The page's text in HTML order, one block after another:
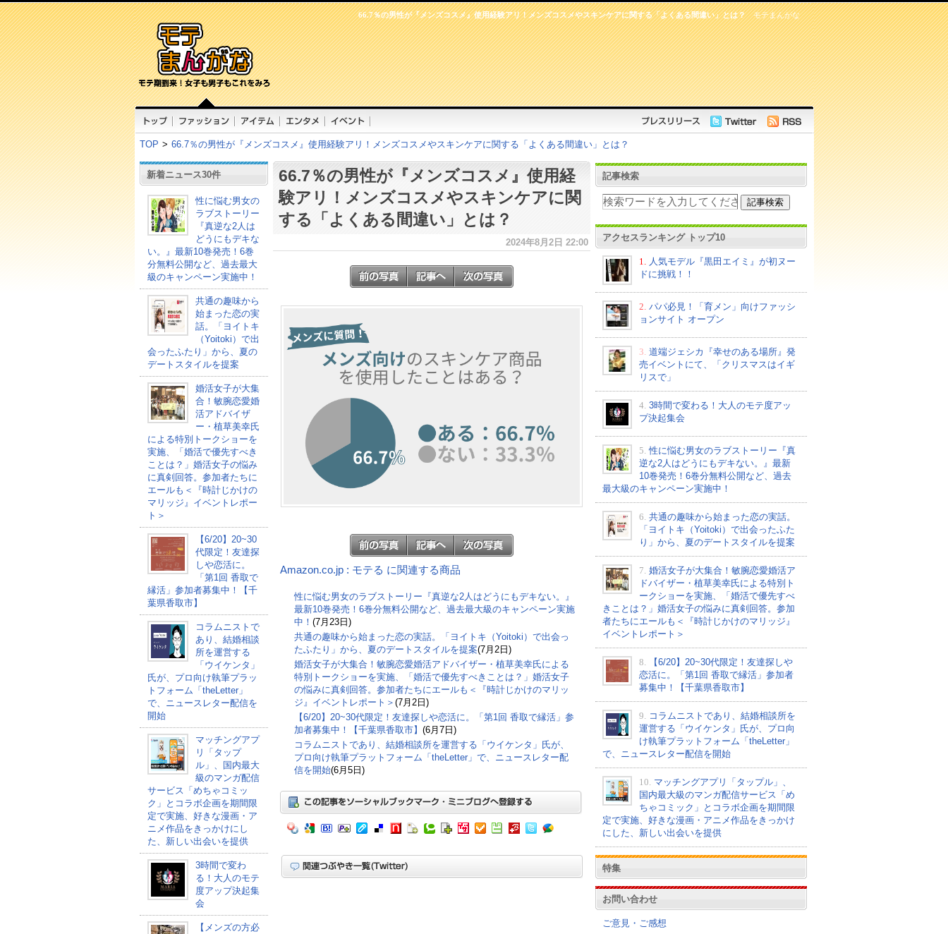
モテまんがな
66.7％の男性が『メンズコスメ』使用経験アリ！メンズコスメやスキンケアに関する「よくある間違い」とは？
TOP > 66.7％の男性が『メンズコスメ』使用経験アリ！メンズコスメやスキンケアに関する「よくある間違い」とは？
新着ニュース30件
性に悩む男女の
ラブストーリー
『真逆な2人は
どうにもデキな
い。』最新10巻発売！6巻
分無料公開など、過去最大
級のキャンペーン実施中！
共通の趣味から
始まった恋の実
話。「ヨイトキ
（Yoitoki）で出
会ったふたり」から、夏の
デートスタイルを提案
婚活女子が大集
合！敏腕恋愛婚
活アドバイザ
ー・植草美幸氏
による特別トークショーを
実施、「婚活で優先すべき
ことは？」婚活女子の悩み
に真剣回答。参加者たちに
エールも＜『時計じかけの
マリッジ』イベントレポー
ト＞
【6/20】20~30
代限定！友達探
しや恋活に。
「第1回 香取で
縁活」参加者募集中！【千
葉県香取市】
コラムニストで
あり、結婚相談
所を運営する
「ウイケンタ」
氏が、プロ向け執筆プラッ
トフォーム「theLetter」
で、ニュースレター配信を
開始
マッチングアプ
リ「タップ
ル」、国内最大
級のマンガ配信
サービス「めちゃコミッ
ク」とコラボ企画を期間限
定で実施、好きな漫画・ア
ニメ作品をきっかけにし
た、新しい出会いを提供
3時間で変わ
る！大人のモテ
度アップ決起集
会
【メンズの方必
66.7％の男性が『メンズコスメ』使用経
験アリ！メンズコスメやスキンケアに関
する「よくある間違い」とは？
2024年8月2日 22:00
Amazon.co.jp : モテる に関連する商品
性に悩む男女のラブストーリー『真逆な2人はどうにもデキない。』
最新10巻発売！6巻分無料公開など、過去最大級のキャンペーン実施
中！ (7月23日)
共通の趣味から始まった恋の実話。「ヨイトキ（Yoitoki）で出会っ
たふたり」から、夏のデートスタイルを提案(7月2日)
婚活女子が大集合！敏腕恋愛婚活アドバイザー・植草美幸氏による
特別トークショーを実施、「婚活で優先すべきことは？」婚活女子
の悩みに真剣回答。参加者たちにエールも＜『時計じかけのマリッ
ジ』イベントレポート＞ (7月2日)
【6/20】20~30代限定！友達探しや恋活に。「第1回 香取で縁活」参
加者募集中！【千葉県香取市】 (6月7日)
コラムニストであり、結婚相談所を運営する「ウイケンタ」氏が、
プロ向け執筆プラットフォーム「theLetter」で、ニュースレター配
信を開始(6月5日)
記事検索
アクセスランキング トップ10
1.
人気モデル『黒田エイミ』が初ヌー
ドに挑戦！！
2. パパ必見！「育メン」向けファッシ
ョンサイト オープン
3. 道端ジェシカ『幸せのある場所』発
売イベントにて、「クリスマスはイギ
リスで」
4. 3時間で変わる！大人のモテ度アッ
プ決起集会
5. 性に悩む男女のラブストーリー『真
逆な2人はどうにもデキない。』最新
10巻発売！6巻分無料公開など、過去
最大級のキャンペーン実施中！
6. 共通の趣味から始まった恋の実話。
「ヨイトキ（Yoitoki）で出会ったふた
り」から、夏のデートスタイルを提案
7. 婚活女子が大集合！敏腕恋愛婚活ア
ドバイザー・植草美幸氏による特別ト
ークショーを実施、「婚活で優先すべ
きことは？」婚活女子の悩みに真剣回答。参加
者たちにエールも＜『時計じかけのマリッジ』
イベントレポート＞
8.
【6/20】20~30代限定！友達探しや
恋活に。「第1回 香取で縁活」参加者
募集中！【千葉県香取市】
9.
コラムニストであり、結婚相談所を
運営する「ウイケンタ」氏が、プロ向
け執筆プラットフォーム「theLetter」
で、ニュースレター配信を開始
10. マッチングアプリ「タップル」、
国内最大級のマンガ配信サービス「め
ちゃコミック」とコラボ企画を期間限
定で実施、好きな漫画・アニメ作品をきっかけ
にした、新しい出会いを提供
特集
お問い合わせ
ご意見・ご感想